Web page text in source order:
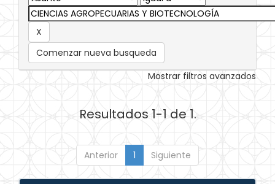
Comenzar nueva busqueda
Mostrar filtros avanzados
Resultados 1-1 de 1.
Anterior 1 Siguiente